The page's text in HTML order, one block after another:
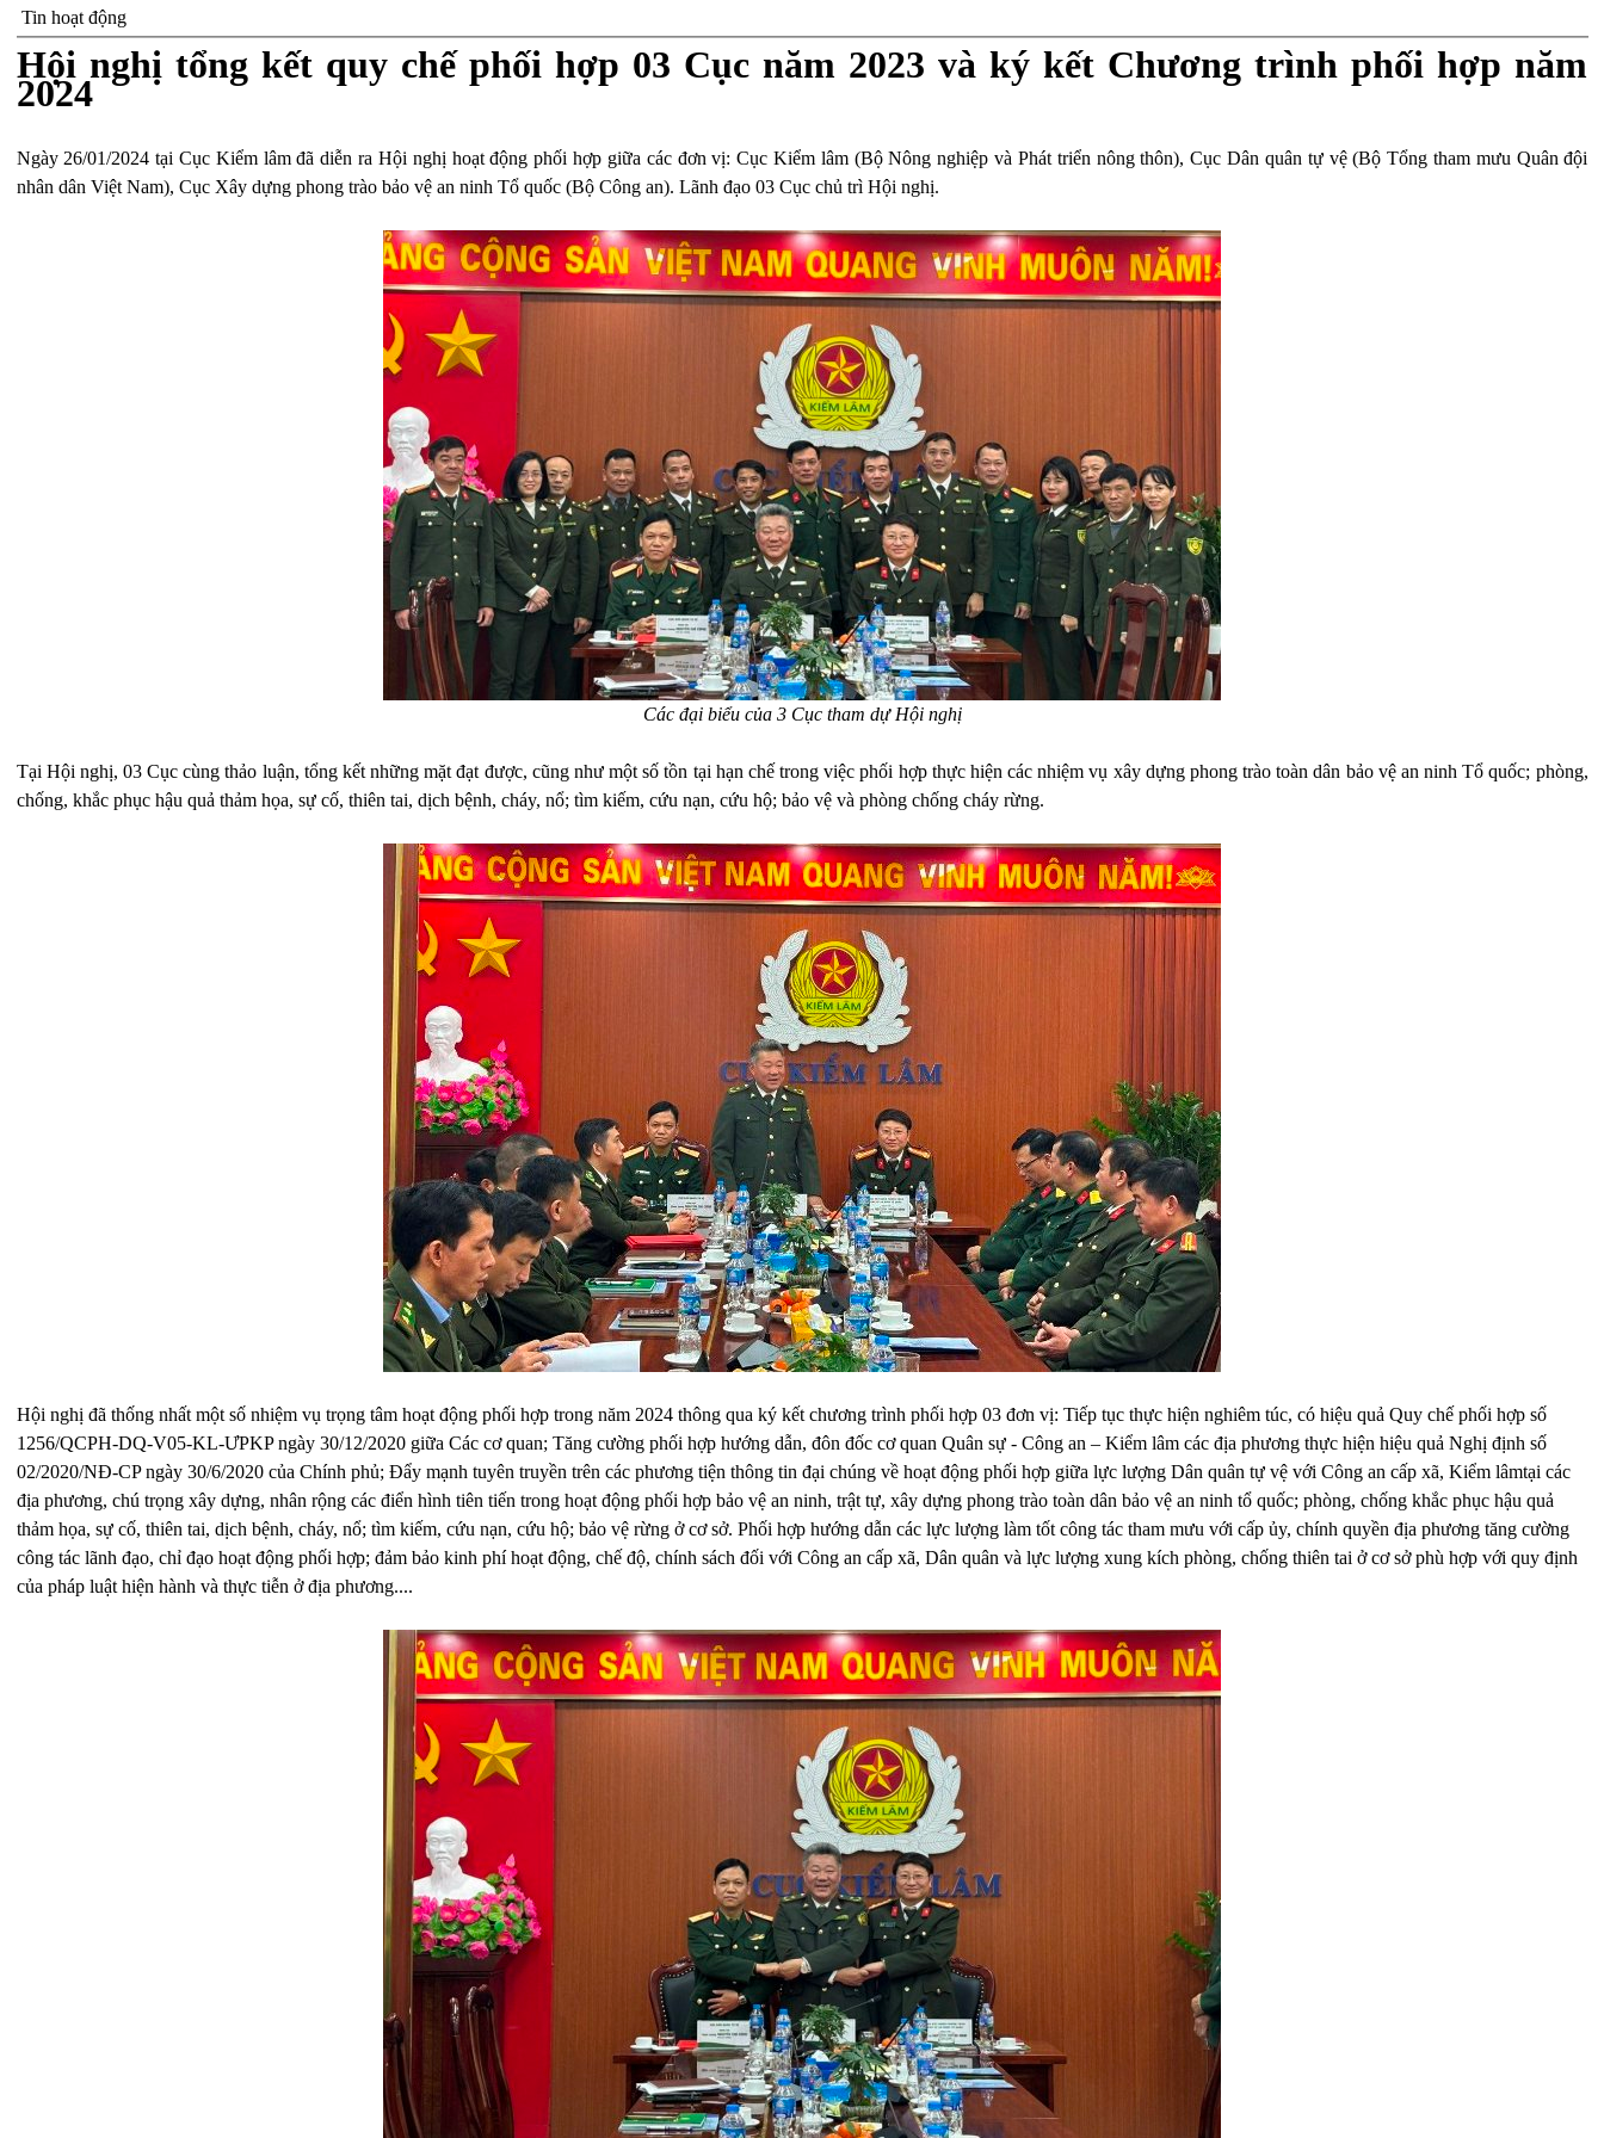
Tin hoạt động
Hội nghị tổng kết quy chế phối hợp 03 Cục năm 2023 và ký kết Chương trình phối hợp năm
2024
Ngày 26/01/2024 tại Cục Kiểm lâm đã diễn ra Hội nghị hoạt động phối hợp giữa các đơn vị: Cục Kiểm lâm (Bộ Nông nghiệp và Phát triển nông thôn), Cục Dân quân tự vệ (Bộ Tổng tham mưu Quân đội
nhân dân Việt Nam), Cục Xây dựng phong trào bảo vệ an ninh Tổ quốc (Bộ Công an). Lãnh đạo 03 Cục chủ trì Hội nghị.
Các đại biểu của 3 Cục tham dự Hội nghị
Tại Hội nghị, 03 Cục cùng thảo luận, tổng kết những mặt đạt được, cũng như một số tồn tại hạn chế trong việc phối hợp thực hiện các nhiệm vụ xây dựng phong trào toàn dân bảo vệ an ninh Tổ quốc; phòng,
chống, khắc phục hậu quả thảm họa, sự cố, thiên tai, dịch bệnh, cháy, nổ; tìm kiếm, cứu nạn, cứu hộ; bảo vệ và phòng chống cháy rừng.
Hội nghị đã thống nhất một số nhiệm vụ trọng tâm hoạt động phối hợp trong năm 2024 thông qua ký kết chương trình phối hợp 03 đơn vị: Tiếp tục thực hiện nghiêm túc, có hiệu quả Quy chế phối hợp số
1256/QCPH-DQ-V05-KL-ƯPKP ngày 30/12/2020 giữa Các cơ quan; Tăng cường phối hợp hướng dẫn, đôn đốc cơ quan Quân sự - Công an – Kiểm lâm các địa phương thực hiện hiệu quả Nghị định số
02/2020/NĐ-CP ngày 30/6/2020 của Chính phủ; Đẩy mạnh tuyên truyền trên các phương tiện thông tin đại chúng về hoạt động phối hợp giữa lực lượng Dân quân tự vệ với Công an cấp xã, Kiểm lâmtại các
địa phương, chú trọng xây dựng, nhân rộng các điển hình tiên tiến trong hoạt động phối hợp bảo vệ an ninh, trật tự, xây dựng phong trào toàn dân bảo vệ an ninh tổ quốc; phòng, chống khắc phục hậu quả
thảm họa, sự cố, thiên tai, dịch bệnh, cháy, nổ; tìm kiếm, cứu nạn, cứu hộ; bảo vệ rừng ở cơ sở. Phối hợp hướng dẫn các lực lượng làm tốt công tác tham mưu với cấp ủy, chính quyền địa phương tăng cường
công tác lãnh đạo, chỉ đạo hoạt động phối hợp; đảm bảo kinh phí hoạt động, chế độ, chính sách đối với Công an cấp xã, Dân quân và lực lượng xung kích phòng, chống thiên tai ở cơ sở phù hợp với quy định
của pháp luật hiện hành và thực tiễn ở địa phương....